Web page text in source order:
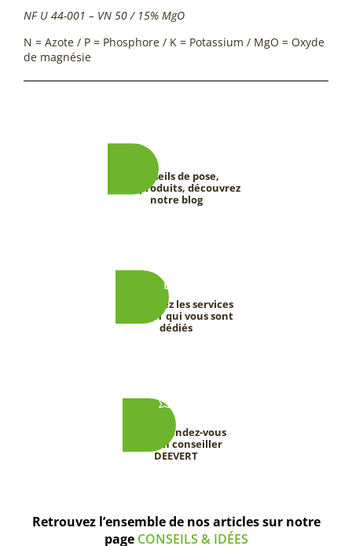
NF U 44-001 – VN 50 / 15% MgO
N = Azote / P = Phosphore / K = Potassium / MgO = Oxyde
de magnésie
Conseils de pose,
tests produits, découvrez
notre blog
Découvrez les services
DEEVERT qui vous sont
dédiés
Prenez rendez-vous
avec un conseiller
DEEVERT
Retrouvez l’ensemble de nos articles sur notre
page CONSEILS & IDÉES